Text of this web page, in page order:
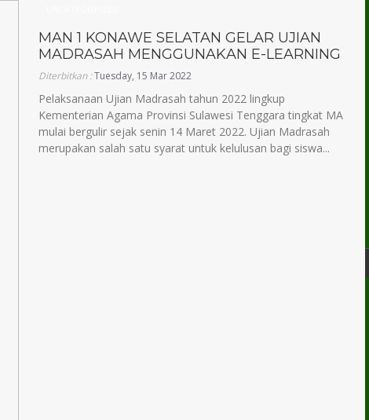
MAN 1 KONAWE SELATAN GELAR UJIAN
MADRASAH MENGGUNAKAN E-LEARNING
Diterbitkan :Tuesday, 15 Mar 2022
Pelaksanaan Ujian Madrasah tahun 2022 lingkup
Kementerian Agama Provinsi Sulawesi Tenggara tingkat MA
mulai bergulir sejak senin 14 Maret 2022. Ujian Madrasah
merupakan salah satu syarat untuk kelulusan bagi siswa...